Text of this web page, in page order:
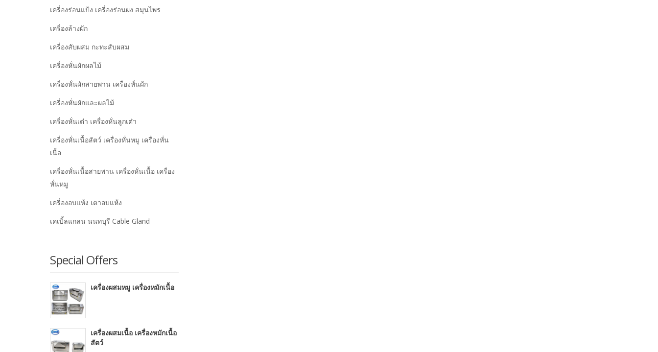
เครื่องร่อนแป้ง เครื่องร่อนผง สมุนไพร
เครื่องล้างผัก
เครื่องสับผสม กะทะสับผสม
เครื่องหั่นผักผลไม้
เครื่องหั่นผักสายพาน เครื่องหั่นผัก
เครื่องหั่นผักและผลไม้
เครื่องหั่นเต๋า เครื่องหั่นลูกเต๋า
เครื่องหั่นเนื้อสัตว์ เครื่องหั่นหมู เครื่องหั่น
เนื้อ
เครื่องหั่นเนื้อสายพาน เครื่องหั่นเนื้อ เครื่อง
หั่นหมู
เครื่องอบแห้ง เตาอบแห้ง
เคเบิ้ลแกลน นนทบุรี Cable Gland
Special Offers
เครื่องผสมหมู เครื่องหมักเนื้อ
เครื่องผสมเนื้อ เครื่องหมักเนื้อ
สัตว์